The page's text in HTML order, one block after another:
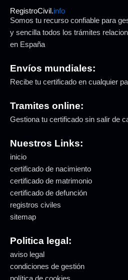
RegistroCivil.info
Somos tu recurso confiable para
y sencilla todos los trámites
en España
Envíos mundiales:
Recibe tu certificado en cualquier
Tramites online:
Gestiona tu certificado sin salir de
Nuestros Links:
inicio
certificado de nacimiento
certificado de matrimonio
certificado de defunción
registros civiles
sitemap
Politica legal:
aviso legal
condiciones de gestión